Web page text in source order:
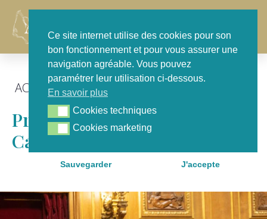
ACTU GÉNÉRALE,
Produire De L’hydrogène Bas
Carbone Grâce Au Nucléaire
Ce site internet utilise des cookies pour son
bon fonctionnement et pour vous assurer une
navigation agréable. Vous pouvez
paramétrer leur utilisation ci-dessous.
En savoir plus
Cookies techniques
Cookies techniques
Cookies marketing
Cookies marketing
Sauvegarder J'accepte